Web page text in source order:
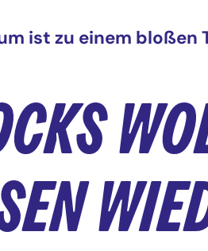
ist zu einem bloßen